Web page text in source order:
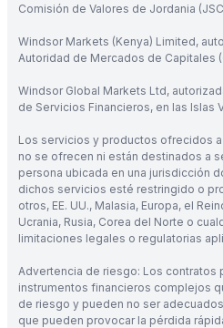
Comisión de Valores de Jordania
Windsor Markets (Kenya) Limited,
Autoridad de Mercados de Capitales
Windsor Global Markets Ltd,
de Servicios Financieros, en las Islas
Los servicios y productos ofrecidos
no se ofrecen ni están destinados a
persona ubicada en una jurisdicción
dichos servicios esté restringido o
otros, EE. UU., Malasia, Europa, el
Ucrania, Rusia, Corea del Norte o
limitaciones legales o regulatorias
Advertencia de riesgo: Los contratos
instrumentos financieros complejos
de riesgo y pueden no ser
que pueden provocar la pérdida